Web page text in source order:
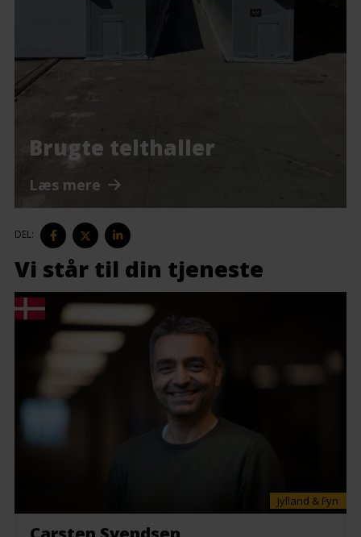
Brugte telthaller
Læs mere
DEL:
DEL
PÅ
FACEBOOK
DEL
PÅ
TWITTER
PÅ
Vi står til din tjeneste
Jylland & Fyn